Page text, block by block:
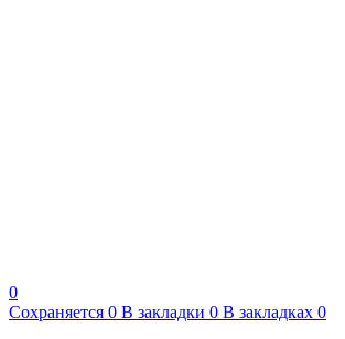
0
Сохраняется 0 В закладки 0 В закладках 0